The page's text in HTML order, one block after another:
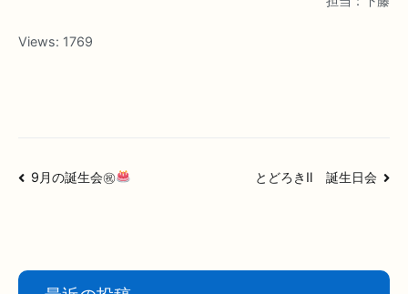
Views: 1769
投
ゲ
9月の誕生会㊗ とどろきⅡ 誕生日会